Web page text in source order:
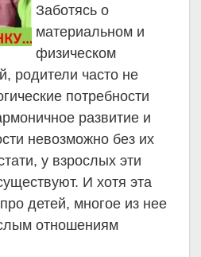
Заботясь о
материальном и
физическом
родители часто не
потребности
развитие и
невозможно без их
у взрослых эти
И хотя эта
детей, многое из нее
отношениям